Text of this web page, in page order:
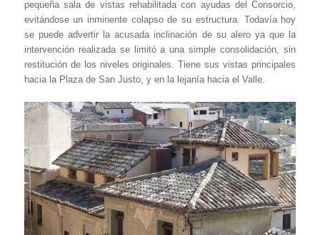
pequeña sala de vistas rehabilitada con ayudas del Consorcio,
evitándose un inminente colapso de su estructura. Todavía hoy
se puede advertir la acusada inclinación de su alero ya que la
intervención realizada se limitó a una simple consolidación, sin
restitución de los niveles originales. Tiene sus vistas principales
hacia la Plaza de San Justo, y en la lejanía hacia el Valle.